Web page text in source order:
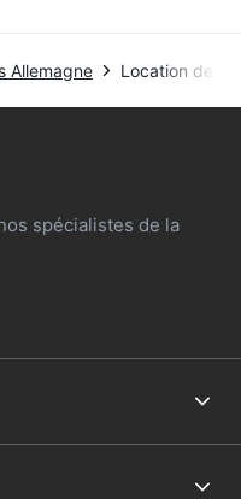
Allemagne Location de
spécialistes de la